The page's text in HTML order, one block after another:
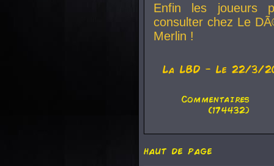
Enfin les joueurs
consulter chez Le
Merlin !
La LBD - Le 22/3/
Commentaires
(174432)
haut de page